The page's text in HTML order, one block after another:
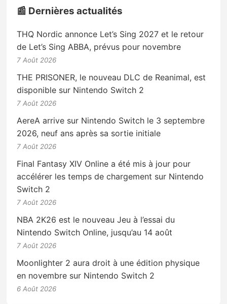
📰 Dernières actualités
THQ Nordic annonce Let’s Sing 2027 et le retour
de Let’s Sing ABBA, prévus pour novembre
7 Août 2026
THE PRISONER, le nouveau DLC de Reanimal, est
disponible sur Nintendo Switch 2
7 Août 2026
AereA arrive sur Nintendo Switch le 3 septembre
2026, neuf ans après sa sortie initiale
7 Août 2026
Final Fantasy XIV Online a été mis à jour pour
accélérer les temps de chargement sur Nintendo
Switch 2
7 Août 2026
NBA 2K26 est le nouveau Jeu à l’essai du
Nintendo Switch Online, jusqu’au 14 août
7 Août 2026
Moonlighter 2 aura droit à une édition physique
en novembre sur Nintendo Switch 2
6 Août 2026